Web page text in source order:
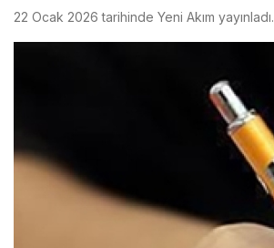
22 Ocak 2026 tarihinde Yeni Akım yayınladı.